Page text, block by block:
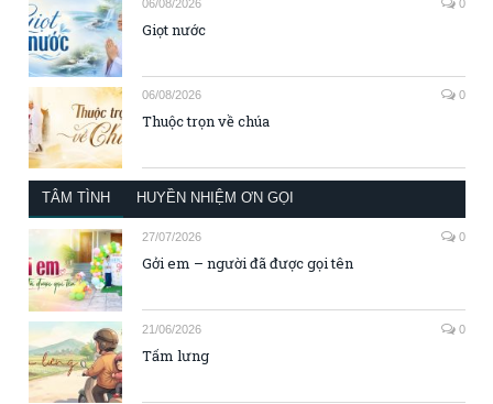
06/08/2026 0
Giọt nước
06/08/2026 0
Thuộc trọn về chúa
TÂM TÌNH HUYỀN NHIỆM ƠN GỌI
27/07/2026 0
Gởi em – người đã được gọi tên
21/06/2026 0
Tấm lưng